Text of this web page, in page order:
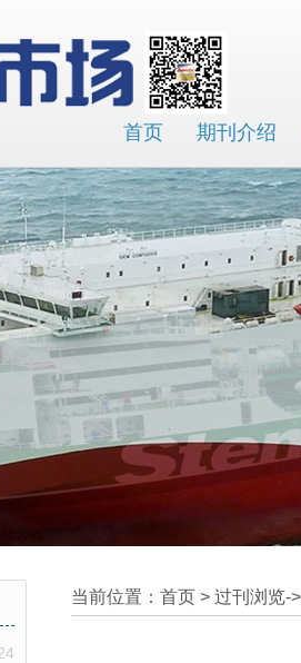
首页 期刊介绍
当前位置：首页 > 过刊浏览->